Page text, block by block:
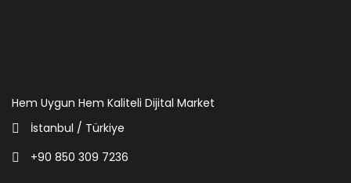
Hem Uygun Hem Kaliteli Dijital Market
İstanbul / Türkiye
+90 850 309 7236